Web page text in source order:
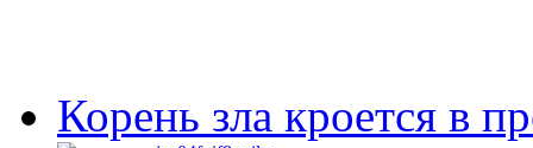
Корень зла кроется в